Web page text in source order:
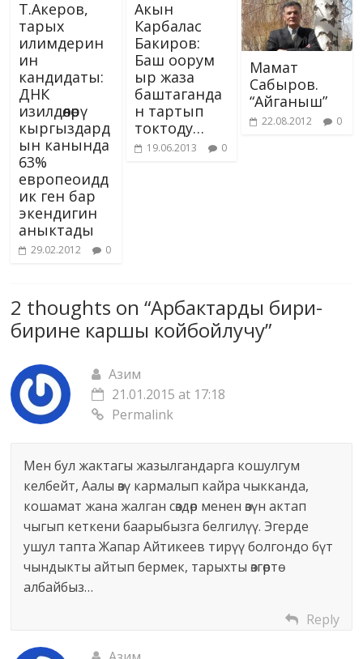
Т.Акеров,
тарых
илимдерин
ин
кандидаты:
ДНК
изилдөөлөрү
кыргыздард
ын канында
63%
европеоидд
ик ген бар
экендигин
аныктады
29.02.2012 0
Акын
Карбалас
Бакиров:
Баш оорум
ыр жаза
баштаганда
н тартып
токтоду…
19.06.2013 0
Мамат
Сабыров.
“Айганыш”
22.08.2012 0
2 thoughts on “Арбактарды бири-
бирине каршы койбойлучу”
Азим
21.01.2015 at 17:18
Permalink
Мен бул жактагы жазылгандарга кошулгум
келбейт, Аалы өзү кармалып кайра чыкканда,
кошамат жана жалган сөздөр менен өзүн актап
чыгып кеткени баарыбызга белгилүү. Эгерде
ушул тапта Жапар Айтикеев тирүү болгондо бүт
чындыкты айтып бермек, тарыхты өзгөртө
албайбыз…
Reply